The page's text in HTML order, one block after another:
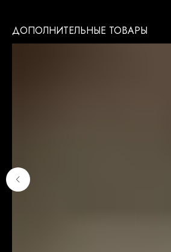
ДОПОЛНИТЕЛЬНЫЕ ТОВАРЫ